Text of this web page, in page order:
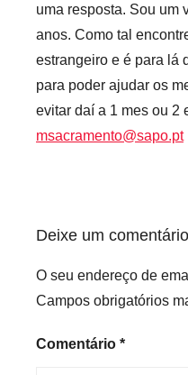
uma resposta. Sou um
anos. Como tal
estrangeiro e é para lá
para poder ajudar os
evitar daí a 1 mes ou 2
msacramento@sapo.pt
Deixe um comentário
O seu endereço de
Campos obrigatórios
Comentário *